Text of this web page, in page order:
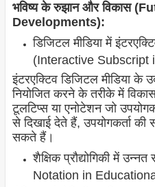
भविष्य के रुझान और विकास
Developments):
डिजिटल मीडिया में
(Interactive Subscript
इंटरएक्टिव डिजिटल मीडिया के
नियोजित करने के तरीके में
टूलटिप्स या एनोटेशन जो
से दिखाई देते हैं, उपयोगकर्ता की
सकते हैं।
शैक्षिक प्रौद्योगिकी में
Notation in